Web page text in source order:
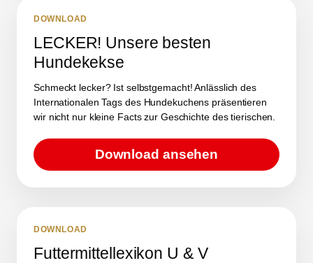
DOWNLOAD
LECKER! Unsere besten
Hundekekse
Schmeckt lecker? Ist selbstgemacht! Anlässlich des
Internationalen Tags des Hundekuchens präsentieren
wir nicht nur kleine Facts zur Geschichte des tierischen.
Download ansehen
DOWNLOAD
Futtermittellexikon U & V